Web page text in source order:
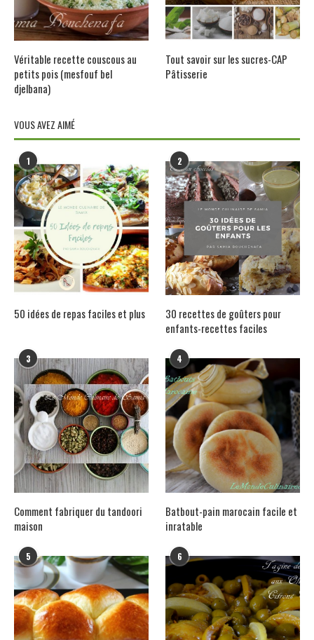
Véritable recette couscous au
petits pois (mesfouf bel
djelbana)
Tout savoir sur les sucres-CAP
Pâtisserie
VOUS AVEZ AIMÉ
1
50 idées de repas faciles et plus
2
30 recettes de goûters pour
enfants-recettes faciles
3
Comment fabriquer du tandoori
maison
4
Batbout-pain marocain facile et
inratable
5 6